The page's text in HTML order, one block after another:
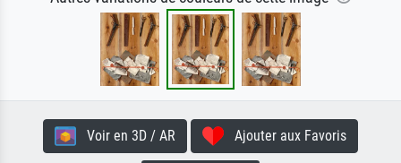
Voir en 3D / AR Ajouter aux Favoris